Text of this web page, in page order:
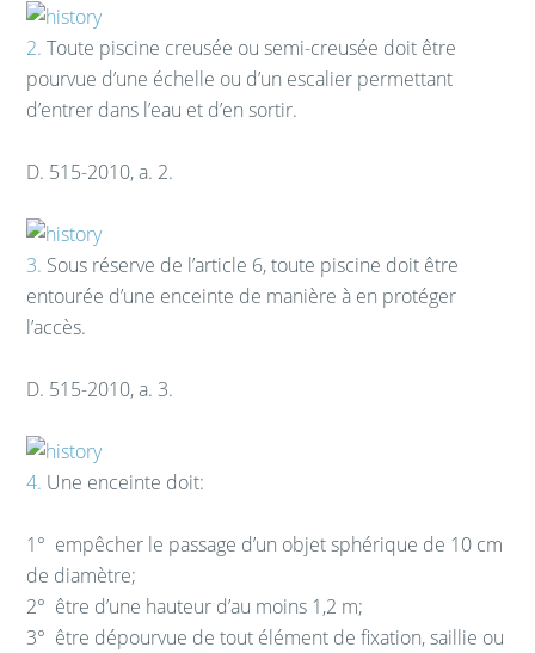
2. Toute piscine creusée ou semi-creusée doit être
pourvue d’une échelle ou d’un escalier permettant
d’entrer dans l’eau et d’en sortir.
D. 515-2010, a. 2.
3. Sous réserve de l’article 6, toute piscine doit être
entourée d’une enceinte de manière à en protéger
l’accès.
D. 515-2010, a. 3.
4. Une enceinte doit:
1° empêcher le passage d’un objet sphérique de 10 cm
de diamètre;
2° être d’une hauteur d’au moins 1,2 m;
3° être dépourvue de tout élément de fixation, saillie ou